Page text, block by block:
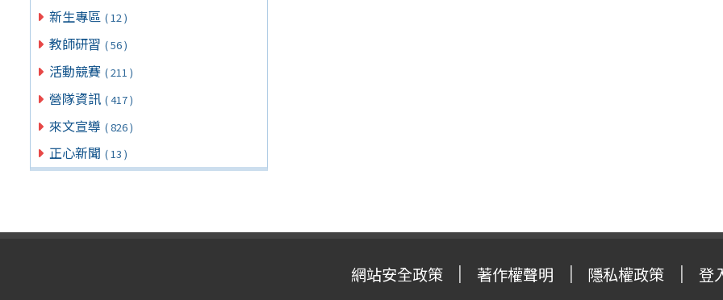
新生專區 ( 12 )
教師研習 ( 56 )
活動競賽 ( 211 )
營隊資訊 ( 417 )
來文宣導 ( 826 )
正心新聞 ( 13 )
網站安全政策 著作權聲明 隱私權政策 登